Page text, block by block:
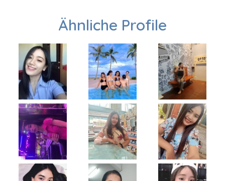
Ähnliche Profile